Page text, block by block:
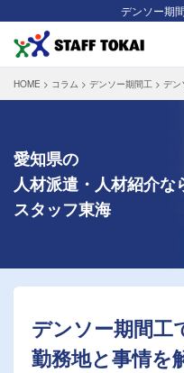
デンソー期
HOME > コラム > デンソー期間工 > デン
愛知県の
人材派遣・人材紹介な
スタッフ東海
デンソー期間工
勤務地と事情を